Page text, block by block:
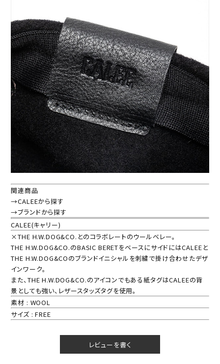
関連商品
→CALEEから探す
→ブランドから探す
CALEE(キャリー)
×THE H.W.DOG&CO.とのコラボレートのウールベレー。
THE H.W.DOG&CO.のBASIC BERETをベースにサイドにはCALEEと
THE H.W.DOG&COのブランドイニシャルを刺繍で掛け合わせたデザ
インワーク。
また、THE H.W.DOG&CO.のアイコンでもある紙タグはCALEEの背
景としても強い、レザースタッズタグを使用。
素材 : WOOL
サイズ : FREE
レビューを書く